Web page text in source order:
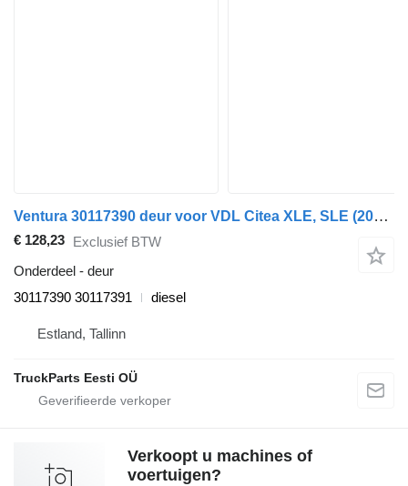
Ventura 30117390 deur voor VDL Citea XLE, SLE (2012-) bus
€ 128,23 Exclusief BTW
Onderdeel - deur
30117390 30117391
diesel
Estland, Tallinn
TruckParts Eesti OÜ
Verkoopt u machines of
voertuigen?